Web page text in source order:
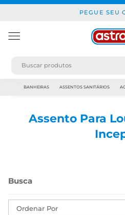
PEGUE SEU
BANHEIRAS ASSENTOS SANITÁRIOS
Assento Para
Ordenar Por